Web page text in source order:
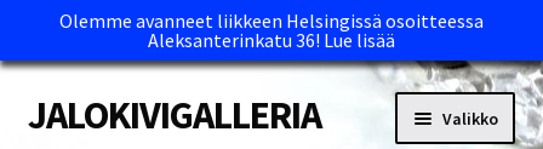
Olemme avanneet liikkeen Helsingissä osoitteessa
Aleksanterinkatu 36! Lue lisää
Siirry
navigointiin
Siirry
sisältöön
JALOKIVIGALLERIA Valikko